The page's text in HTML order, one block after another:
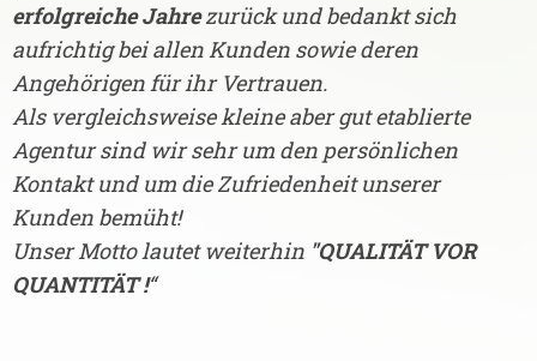
erfolgreiche Jahrezurück und bedankt sich
aufrichtig bei allen Kunden sowie deren
Angehörigen für ihr Vertrauen.
Als vergleichsweise kleine aber gut etablierte
Agentur sind wir sehr um den persönlichen
Kontakt und um die Zufriedenheit unserer
Kunden bemüht!
Unser Motto lautet weiterhin "QUALITÄT VOR
QUANTITÄT !“